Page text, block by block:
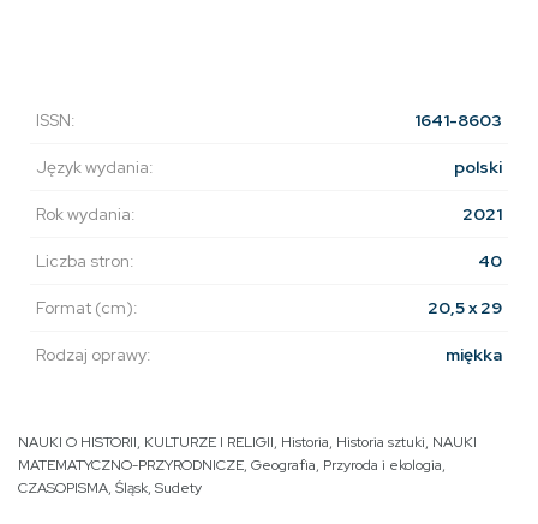
ISSN: 1641-8603
Język wydania: polski
Rok wydania: 2021
Liczba stron: 40
Format (cm): 20,5 x 29
Rodzaj oprawy: miękka
NAUKI O HISTORII, KULTURZE I RELIGII, Historia, Historia sztuki, NAUKI
MATEMATYCZNO-PRZYRODNICZE, Geografia, Przyroda i ekologia,
CZASOPISMA, Śląsk, Sudety